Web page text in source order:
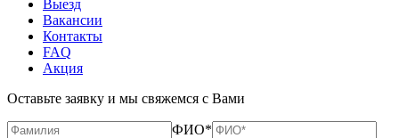
Выезд
Вакансии
Контакты
FAQ
Акция
Оставьте заявку и мы свяжемся с Вами
ФИО*